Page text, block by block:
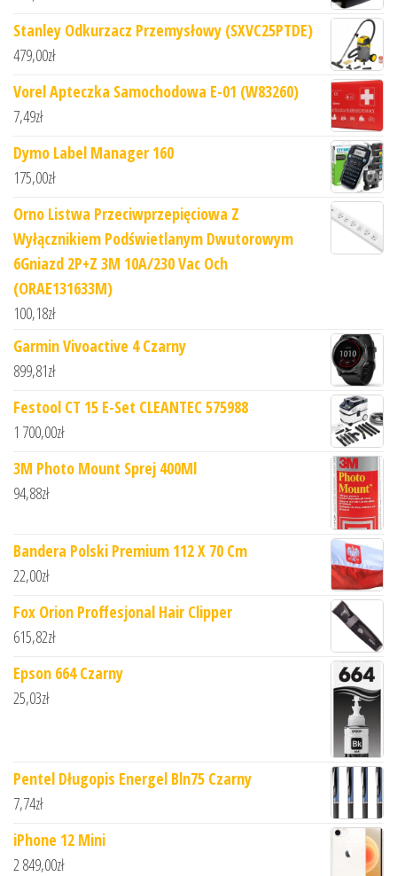
Stanley Odkurzacz Przemysłowy (SXVC25PTDE)
479,00zł
Vorel Apteczka Samochodowa E-01 (W83260)
7,49zł
Dymo Label Manager 160
175,00zł
Orno Listwa Przeciwprzepięciowa Z
Wyłącznikiem Podświetlanym Dwutorowym
6Gniazd 2P+Z 3M 10A/230 Vac Och
(ORAE131633M)
100,18zł
Garmin Vivoactive 4 Czarny
899,81zł
Festool CT 15 E-Set CLEANTEC 575988
1 700,00zł
3M Photo Mount Sprej 400Ml
94,88zł
Bandera Polski Premium 112 X 70 Cm
22,00zł
Fox Orion Proffesjonal Hair Clipper
615,82zł
Epson 664 Czarny
25,03zł
Pentel Długopis Energel Bln75 Czarny
7,74zł
iPhone 12 Mini
2 849,00zł